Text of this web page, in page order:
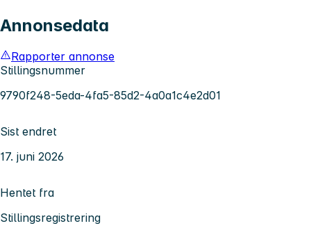
Annonsedata
Rapporter annonse
Stillingsnummer
9790f248-5eda-4fa5-85d2-4a0a1c4e2d01
Sist endret
17. juni 2026
Hentet fra
Stillingsregistrering